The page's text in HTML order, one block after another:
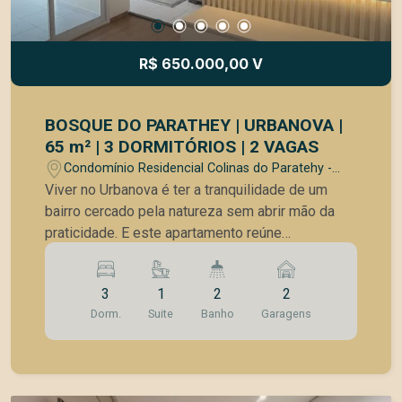
agenda a sua visita!
R$ 650.000,00 V
BOSQUE DO PARATHEY | URBANOVA |
65 m² | 3 DORMITÓRIOS | 2 VAGAS
Condomínio Residencial Colinas do Paratehy -
São José dos Campos/SP
Viver no Urbanova é ter a tranquilidade de um
bairro cercado pela natureza sem abrir mão da
praticidade. E este apartamento reúne
exatamente esse estilo de vida. Com 65 m²
muito bem distribuídos, o imóvel oferece
ambientes integrados, excelente iluminação
natural e uma agradável vista livre. São 3
dormitórios, ideal para famílias, casal com filhos
3
Dorm.
1
Suite
2
Banho
2
Garagens